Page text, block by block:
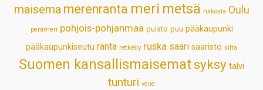
maisema merenranta meri metsä näköala Oulu
perämeri pohjois-pohjanmaa puisto puu pääkaupunki
pääkaupunkiseutu ranta retkeily ruska saari saaristo silta
Suomen kansallismaisematsyksy talvi
tunturi vene